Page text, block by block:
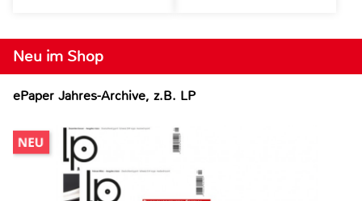
Neu im Shop
ePaper Jahres-Archive, z.B. LP